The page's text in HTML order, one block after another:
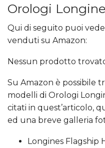
Orologi
Qui di seguito puoi
venduti su Amazon:
Nessun prodotto
Su Amazon è possibile
modelli di Orologi
citati in quest’articolo,
ed una breve galleria
Longines Flagship